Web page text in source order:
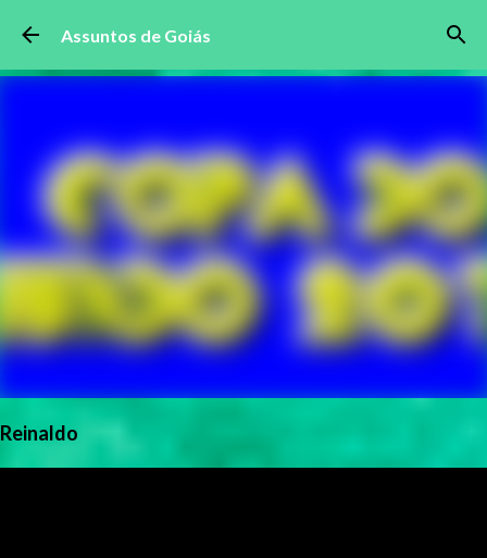
Pular para o conteúdo principal
Assuntos de Goiás
Reinaldo